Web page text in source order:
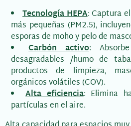
Tecnología HEPA: Captura
más pequeñas (PM2.5),
esporas de moho y pelo de
Carbón activo:
desagradables /humo de
productos de limpieza,
orgánicos volátiles (COV).
Alta eficiencia: Elimina
partículas en el aire.